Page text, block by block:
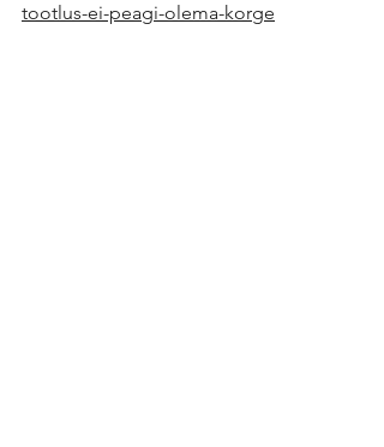
tootlus-ei-peagi-olema-korge